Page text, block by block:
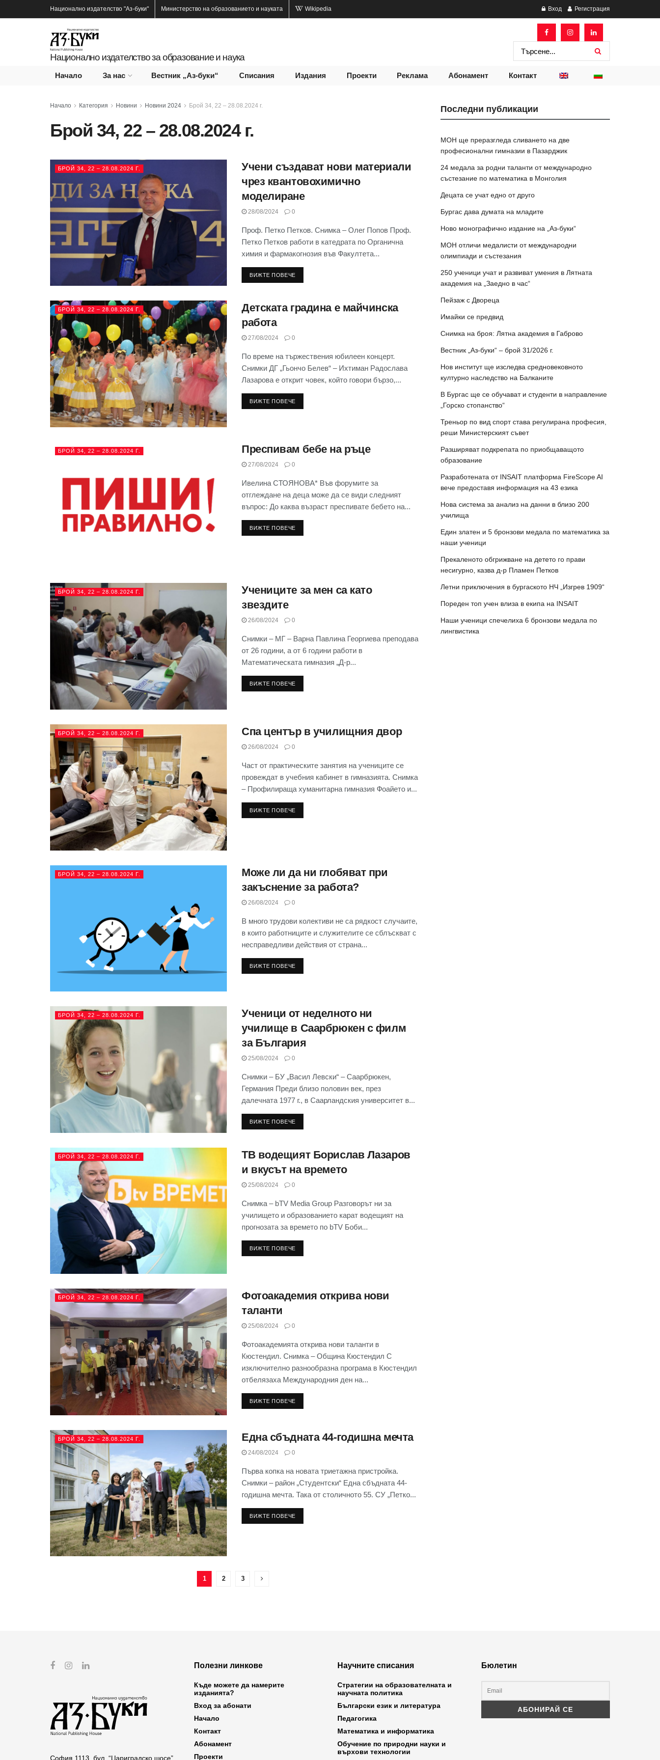
Национално издателство "Аз-буки" Министерство на образованието и науката Wikipedia Вход Регистрация
Национално издателство за образование и наука
Начало За нас Вестник „Аз-буки“ Списания Издания Проекти Реклама Абонамент Контакт
Начало Категория Новини Новини 2024 Брой 34, 22 – 28.08.2024 г.
Брой 34, 22 – 28.08.2024 г.
БРОЙ 34, 22 – 28.08.2024 Г.
Учени създават нови материали
чрез квантовохимично
моделиране
28/08/2024 0
Проф. Петко Петков. Снимка – Олег Попов Проф.
Петко Петков работи в катедрата по Органична
химия и фармакогнозия във Факултета...
ВИЖТЕ ПОВЕЧЕ
БРОЙ 34, 22 – 28.08.2024 Г.
Детската градина е майчинска
работа
27/08/2024 0
По време на тържествения юбилеен концерт.
Снимки ДГ „Гьончо Белев“ – Ихтиман Радослава
Лазарова е открит човек, който говори бързо,...
ВИЖТЕ ПОВЕЧЕ
БРОЙ 34, 22 – 28.08.2024 Г. Преспивам бебе на ръце
27/08/2024 0
Ивелина СТОЯНОВА* Във форумите за
отглеждане на деца може да се види следният
въпрос: До каква възраст преспивате бебето на...
ВИЖТЕ ПОВЕЧЕ
БРОЙ 34, 22 – 28.08.2024 Г.
Учениците за мен са като
звездите
26/08/2024 0
Снимки – МГ – Варна Павлина Георгиева преподава
от 26 години, а от 6 години работи в
Математическата гимназия „Д-р...
ВИЖТЕ ПОВЕЧЕ
БРОЙ 34, 22 – 28.08.2024 Г. Спа център в училищния двор
26/08/2024 0
Част от практическите занятия на учениците се
провеждат в учебния кабинет в гимназията. Снимка
– Профилираща хуманитарна гимназия Фоайето и...
ВИЖТЕ ПОВЕЧЕ
БРОЙ 34, 22 – 28.08.2024 Г.
Може ли да ни глобяват при
закъснение за работа?
26/08/2024 0
В много трудови колективи не са рядкост случаите,
в които работниците и служителите се сблъскват с
несправедливи действия от страна...
ВИЖТЕ ПОВЕЧЕ
БРОЙ 34, 22 – 28.08.2024 Г.
Ученици от неделното ни
училище в Саарбрюкен с филм
за България
25/08/2024 0
Снимки – БУ „Васил Левски“ – Саарбрюкен,
Германия Преди близо половин век, през
далечната 1977 г., в Саарландския университет в...
ВИЖТЕ ПОВЕЧЕ
БРОЙ 34, 22 – 28.08.2024 Г.
ТВ водещият Борислав Лазаров
и вкусът на времето
25/08/2024 0
Снимка – bTV Media Group Разговорът ни за
училището и образованието карат водещият на
прогнозата за времето по bTV Боби...
ВИЖТЕ ПОВЕЧЕ
БРОЙ 34, 22 – 28.08.2024 Г.
Фотоакадемия открива нови
таланти
25/08/2024 0
Фотоакадемията открива нови таланти в
Кюстендил. Снимка – Община Кюстендил С
изключително разнообразна програма в Кюстендил
отбелязаха Международния ден на...
ВИЖТЕ ПОВЕЧЕ
БРОЙ 34, 22 – 28.08.2024 Г. Една сбъдната 44-годишна мечта
24/08/2024 0
Първа копка на новата триетажна пристройка.
Снимки – район „Студентски“ Една сбъдната 44-
годишна мечта. Така от столичното 55. СУ „Петко...
ВИЖТЕ ПОВЕЧЕ
1 2 3
Последни публикации
МОН ще преразгледа сливането на две
професионални гимназии в Пазарджик
24 медала за родни таланти от международно
състезание по математика в Монголия
Децата се учат едно от друго
Бургас дава думата на младите
Ново монографично издание на „Аз-буки“
МОН отличи медалисти от международни
олимпиади и състезания
250 ученици учат и развиват умения в Лятната
академия на „Заедно в час“
Пейзаж с Двореца
Имайки се предвид
Снимка на броя: Лятна академия в Габрово
Вестник „Аз-буки“ – брой 31/2026 г.
Нов институт ще изследва средновековното
културно наследство на Балканите
В Бургас ще се обучават и студенти в направление
„Горско стопанство“
Треньор по вид спорт става регулирана професия,
реши Министерският съвет
Разширяват подкрепата по приобщаващото
образование
Разработената от INSAIT платформа FireScope AI
вече предоставя информация на 43 езика
Нова система за анализ на данни в близо 200
училища
Един златен и 5 бронзови медала по математика за
наши ученици
Прекаленото обгрижване на детето го прави
несигурно, казва д-р Пламен Петков
Летни приключения в бургаското НЧ „Изгрев 1909“
Пореден топ учен влиза в екипа на INSAIT
Наши ученици спечелиха 6 бронзови медала по
лингвистика
София 1113, бул. “Цариградско шосе”
Полезни линкове
Къде можете да намерите
изданията?
Вход за абонати
Начало
Контакт
Абонамент
Проекти
Научните списания
Стратегии на образователната и
научната политика
Български език и литература
Педагогика
Математика и информатика
Обучение по природни науки и
върхови технологии
Бюлетин